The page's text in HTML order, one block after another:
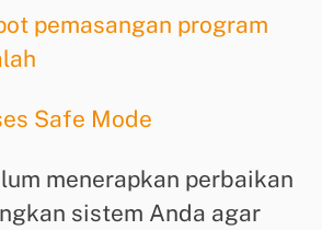
pemasangan program
Safe Mode
menerapkan perbaikan
sistem Anda agar